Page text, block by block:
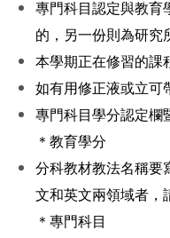
專門科目認定與教育
的，另一份則為研究
本學期正在修習的課
如有用修正液或立可
專門科目學分認定欄
＊教育學分
分科教材教法名稱要
文和英文兩領域者，
＊專門科目